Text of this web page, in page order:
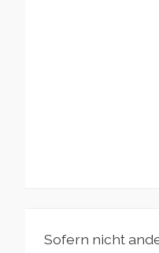
Sofern nicht